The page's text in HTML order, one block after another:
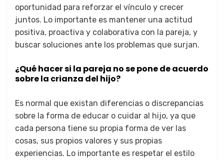
oportunidad para reforzar el vínculo y crecer
juntos. Lo importante es mantener una actitud
positiva, proactiva y colaborativa con la pareja, y
buscar soluciones ante los problemas que surjan.
¿Qué hacer si la pareja no se pone de acuerdo
sobre la crianza del hijo?
Es normal que existan diferencias o discrepancias
sobre la forma de educar o cuidar al hijo, ya que
cada persona tiene su propia forma de ver las
cosas, sus propios valores y sus propias
experiencias. Lo importante es respetar el estilo